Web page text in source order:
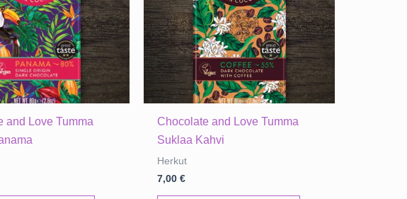
and Love Tumma
Chocolate and Love Tumma
Suklaa Kahvi
Herkut
7,00€